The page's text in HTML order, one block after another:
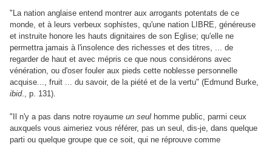
"La nation anglaise entend montrer aux arrogants potentats de ce
monde, et à leurs verbeux sophistes, qu'une nation LIBRE, généreuse
et instruite honore les hauts dignitaires de son Eglise; qu'elle ne
permettra jamais à l'insolence des richesses et des titres, ... de
regarder de haut et avec mépris ce que nous considérons avec
vénération, ou d'oser fouler aux pieds cette noblesse personnelle
acquise..., fruit ... du savoir, de la piété et de la vertu" (Edmund Burke,
ibid., p. 131).
"Il n'y a pas dans notre royaume un seul homme public, parmi ceux
auxquels vous aimeriez vous référer, pas un seul, dis-je, dans quelque
parti ou quelque groupe que ce soit, qui ne réprouve comme